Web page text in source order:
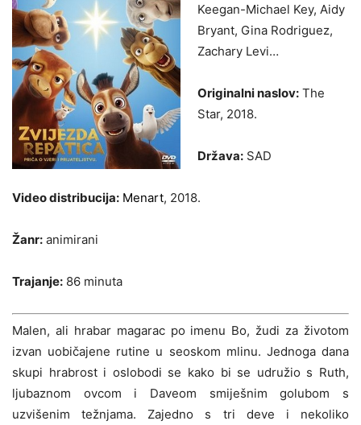
Keegan-Michael Key, Aidy
Bryant, Gina Rodriguez,
Zachary Levi…
Originalni naslov: The
Star, 2018.
Država: SAD
Video distribucija: Menart, 2018.
Žanr: animirani
Trajanje: 86 minuta
Malen, ali hrabar magarac po imenu Bo, žudi za životom
izvan uobičajene rutine u seoskom mlinu. Jednoga dana
skupi hrabrost i oslobodi se kako bi se udružio s Ruth,
ljubaznom ovcom i Daveom smiješnim golubom s
uzvišenim težnjama. Zajedno s tri deve i nekoliko